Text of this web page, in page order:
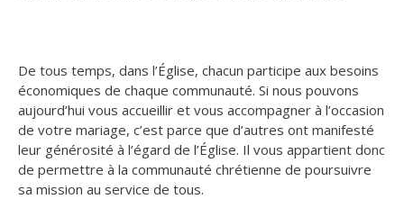
De tous temps, dans l’Église, chacun participe aux besoins
économiques de chaque communauté. Si nous pouvons
aujourd’hui vous accueillir et vous accompagner à l’occasion
de votre mariage, c’est parce que d’autres ont manifesté
leur générosité à l’égard de l’Église. Il vous appartient donc
de permettre à la communauté chrétienne de poursuivre
sa mission au service de tous.